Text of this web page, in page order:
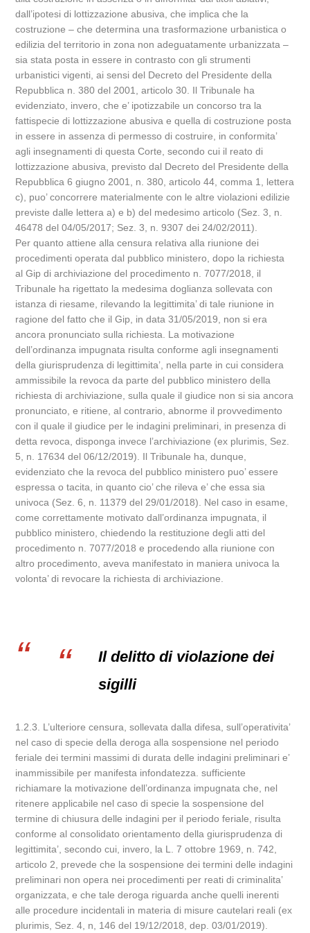
dall’ipotesi di lottizzazione abusiva, che implica che la
costruzione – che determina una trasformazione urbanistica o
edilizia del territorio in zona non adeguatamente urbanizzata –
sia stata posta in essere in contrasto con gli strumenti
urbanistici vigenti, ai sensi del Decreto del Presidente della
Repubblica n. 380 del 2001, articolo 30. Il Tribunale ha
evidenziato, invero, che e’ ipotizzabile un concorso tra la
fattispecie di lottizzazione abusiva e quella di costruzione posta
in essere in assenza di permesso di costruire, in conformita’
agli insegnamenti di questa Corte, secondo cui il reato di
lottizzazione abusiva, previsto dal Decreto del Presidente della
Repubblica 6 giugno 2001, n. 380, articolo 44, comma 1, lettera
c), puo’ concorrere materialmente con le altre violazioni edilizie
previste dalle lettera a) e b) del medesimo articolo (Sez. 3, n.
46478 del 04/05/2017; Sez. 3, n. 9307 dei 24/02/2011).
Per quanto attiene alla censura relativa alla riunione dei
procedimenti operata dal pubblico ministero, dopo la richiesta
al Gip di archiviazione del procedimento n. 7077/2018, il
Tribunale ha rigettato la medesima doglianza sollevata con
istanza di riesame, rilevando la legittimita’ di tale riunione in
ragione del fatto che il Gip, in data 31/05/2019, non si era
ancora pronunciato sulla richiesta. La motivazione
dell’ordinanza impugnata risulta conforme agli insegnamenti
della giurisprudenza di legittimita’, nella parte in cui considera
ammissibile la revoca da parte del pubblico ministero della
richiesta di archiviazione, sulla quale il giudice non si sia ancora
pronunciato, e ritiene, al contrario, abnorme il provvedimento
con il quale il giudice per le indagini preliminari, in presenza di
detta revoca, disponga invece l’archiviazione (ex plurimis, Sez.
5, n. 17634 del 06/12/2019). Il Tribunale ha, dunque,
evidenziato che la revoca del pubblico ministero puo’ essere
espressa o tacita, in quanto cio’ che rileva e’ che essa sia
univoca (Sez. 6, n. 11379 del 29/01/2018). Nel caso in esame,
come correttamente motivato dall’ordinanza impugnata, il
pubblico ministero, chiedendo la restituzione degli atti del
procedimento n. 7077/2018 e procedendo alla riunione con
altro procedimento, aveva manifestato in maniera univoca la
volonta’ di revocare la richiesta di archiviazione.
Il delitto di violazione dei
sigilli
1.2.3. L’ulteriore censura, sollevata dalla difesa, sull’operativita’
nel caso di specie della deroga alla sospensione nel periodo
feriale dei termini massimi di durata delle indagini preliminari e’
inammissibile per manifesta infondatezza. sufficiente
richiamare la motivazione dell’ordinanza impugnata che, nel
ritenere applicabile nel caso di specie la sospensione del
termine di chiusura delle indagini per il periodo feriale, risulta
conforme al consolidato orientamento della giurisprudenza di
legittimita’, secondo cui, invero, la L. 7 ottobre 1969, n. 742,
articolo 2, prevede che la sospensione dei termini delle indagini
preliminari non opera nei procedimenti per reati di criminalita’
organizzata, e che tale deroga riguarda anche quelli inerenti
alle procedure incidentali in materia di misure cautelari reali (ex
plurimis, Sez. 4, n, 146 del 19/12/2018, dep. 03/01/2019).